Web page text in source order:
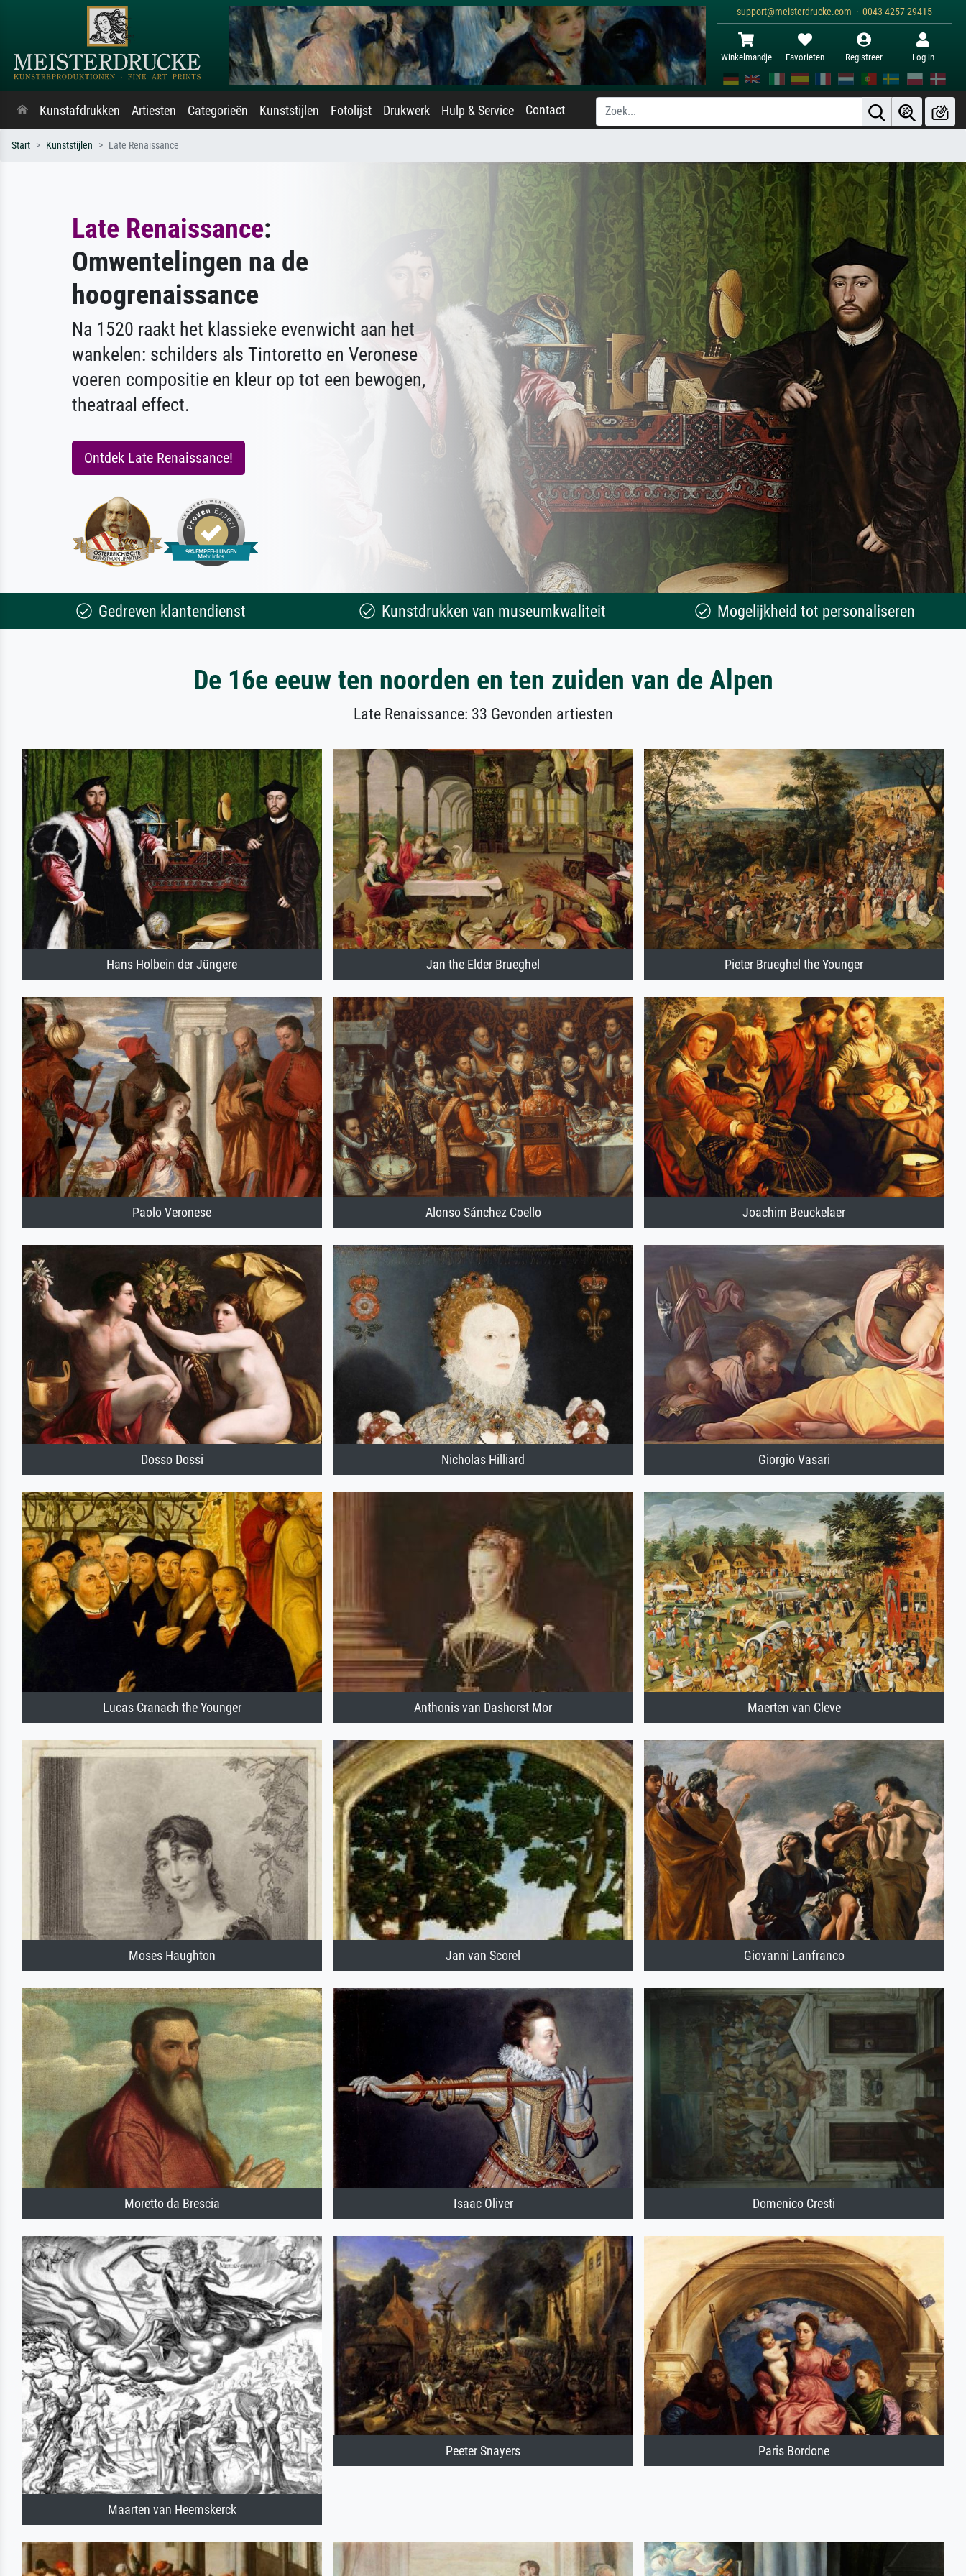
support@meisterdrucke.com · 0043 4257 29415
Winkelmandje Favorieten Registreer Log in
Kunstafdrukken Artiesten Categorieën Kunststijlen Fotolijst Drukwerk Hulp & Service Contact
Start Kunststijlen Late Renaissance
Late Renaissance:
Omwentelingen na de
hoogrenaissance
Na 1520 raakt het klassieke evenwicht aan het
wankelen: schilders als Tintoretto en Veronese
voeren compositie en kleur op tot een bewogen,
theatraal effect.
Ontdek Late Renaissance!
Gedreven klantendienst Kunstdrukken van museumkwaliteit Mogelijkheid tot personaliseren
De 16e eeuw ten noorden en ten zuiden van de Alpen
Late Renaissance: 33 Gevonden artiesten
Hans Holbein der Jüngere Jan the Elder Brueghel Pieter Brueghel the Younger
Paolo Veronese Alonso Sánchez Coello Joachim Beuckelaer
Dosso Dossi Nicholas Hilliard Giorgio Vasari
Lucas Cranach the Younger Anthonis van Dashorst Mor Maerten van Cleve
Moses Haughton Jan van Scorel Giovanni Lanfranco
Moretto da Brescia Isaac Oliver Domenico Cresti
Maarten van Heemskerck
Peeter Snayers Paris Bordone